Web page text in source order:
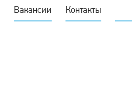
Вакансии Контакты